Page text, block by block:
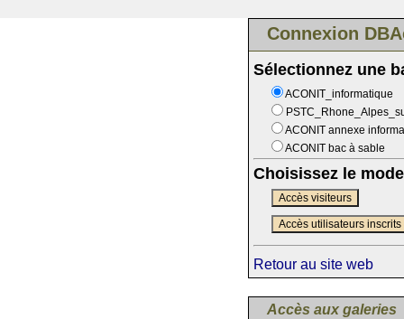
Connexion
Sélectionnez une
ACONIT_informatique
ACONIT annexe
ACONIT bac à sable
Choisissez le
Accès visiteurs
Accès utilisateurs inscrits
Retour au site web
Accès aux galeries